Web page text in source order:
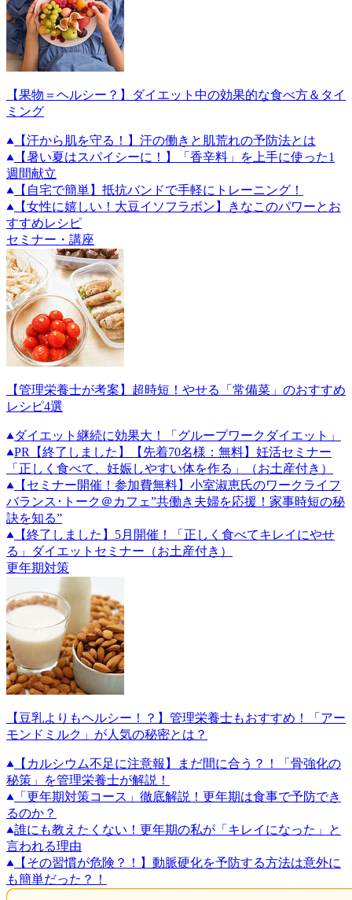
【果物＝ヘルシー？】ダイエット中の効果的な食べ方＆タイ
ミング
【汗から肌を守る！】汗の働きと肌荒れの予防法とは
【暑い夏はスパイシーに！】「香辛料」を上手に使った1
週間献立
【自宅で簡単】抵抗バンドで手軽にトレーニング！
【女性に嬉しい！大豆イソフラボン】きなこのパワーとお
すすめレシピ
セミナー・講座
【管理栄養士が考案】超時短！やせる「常備菜」のおすすめ
レシピ4選
ダイエット継続に効果大！「グループワークダイエット」
PR 【終了しました】【先着70名様：無料】妊活セミナー
「正しく食べて、妊娠しやすい体を作る」（お土産付き）
【セミナー開催！参加費無料】小室淑恵氏のワークライフ
バランス･トーク＠カフェ”共働き夫婦を応援！家事時短の秘
訣を知る”
【終了しました】5月開催！「正しく食べてキレイにやせ
る」ダイエットセミナー（お土産付き）
更年期対策
【豆乳よりもヘルシー！？】管理栄養士もおすすめ！「アー
モンドミルク」が人気の秘密とは？
【カルシウム不足に注意報】まだ間に合う？！「骨強化の
秘策」を管理栄養士が解説！
「更年期対策コース」徹底解説！更年期は食事で予防でき
るのか？
誰にも教えたくない！更年期の私が「キレイになった」と
言われる理由
【その習慣が危険？！】動脈硬化を予防する方法は意外に
も簡単だった？！